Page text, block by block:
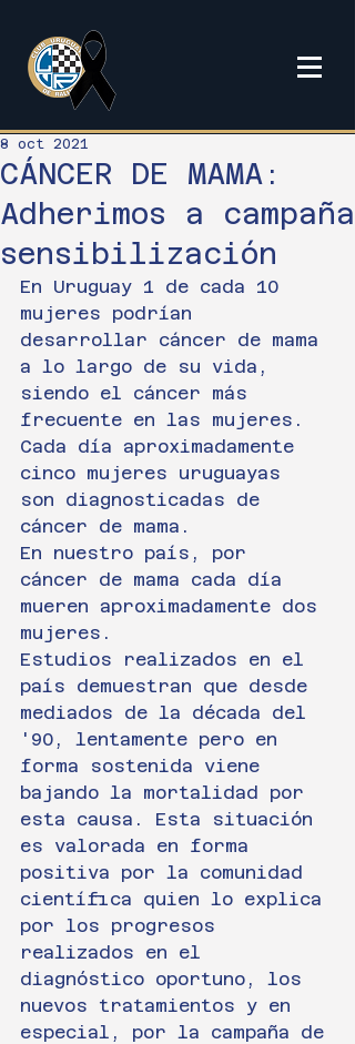
CÁNCER DE MAMA:
Adherimos a campaña
sensibilización
8 oct 2021
En Uruguay 1 de cada 10
mujeres podrían
desarrollar cáncer de mama
a lo largo de su vida,
siendo el cáncer más
frecuente en las mujeres.
Cada día aproximadamente
cinco mujeres uruguayas
son diagnosticadas de
cáncer de mama.
En nuestro país, por
cáncer de mama cada día
mueren aproximadamente dos
mujeres.
Estudios realizados en el
país demuestran que desde
mediados de la década del
'90, lentamente pero en
forma sostenida viene
bajando la mortalidad por
esta causa. Esta situación
es valorada en forma
positiva por la comunidad
científica quien lo explica
por los progresos
realizados en el
diagnóstico oportuno, los
nuevos tratamientos y en
especial, por la campaña de